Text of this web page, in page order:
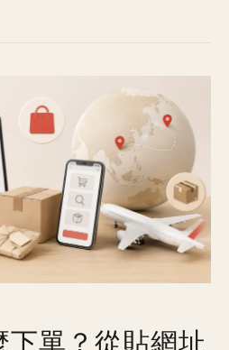
下單？從貼網址